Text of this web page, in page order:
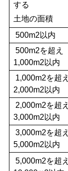
する
土地の面積
500m2以内
500m2を超え
1,000m2以内
1,000m2を超え
2,000m2以内
2,000m2を超え
3,000m2以内
3,000m2を超え
5,000m2以内
5,000m2を超え